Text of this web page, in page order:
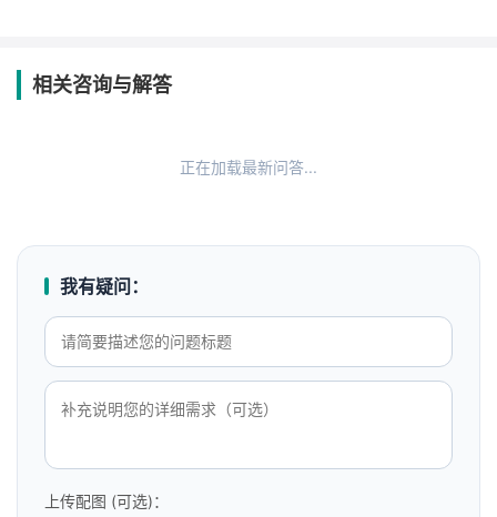
相关咨询与解答
正在加载最新问答...
我有疑问：
上传配图 (可选)：